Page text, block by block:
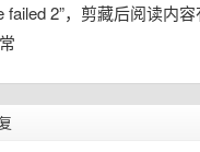
failed 2”，剪藏后阅读内